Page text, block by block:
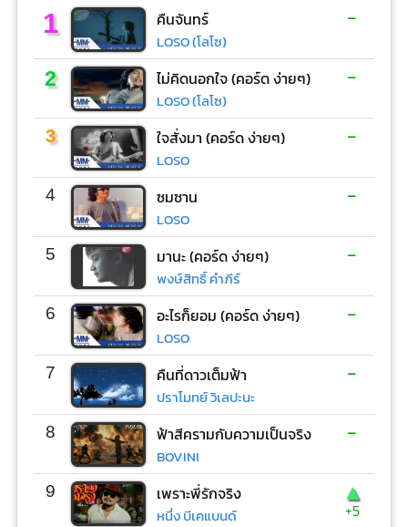
1 คืนจันทร์
LOSO (โลโซ)
-
2 ไม่คิดนอกใจ (คอร์ด ง่ายๆ)
LOSO (โลโซ)
-
3 ใจสั่งมา (คอร์ด ง่ายๆ)
LOSO
-
4 ซมซาน
LOSO
-
5 มานะ (คอร์ด ง่ายๆ)
พงษ์สิทธิ์ คำภีร์
-
6 อะไรก็ยอม (คอร์ด ง่ายๆ)
LOSO
-
7 คืนที่ดาวเต็มฟ้า
ปราโมทย์ วิเลปะนะ
-
8 ฟ้าสีครามกับความเป็นจริง
BOVINI
-
9 เพราะพี่รักจริง
หนึ่ง บีเคแบนด์
▲
+5